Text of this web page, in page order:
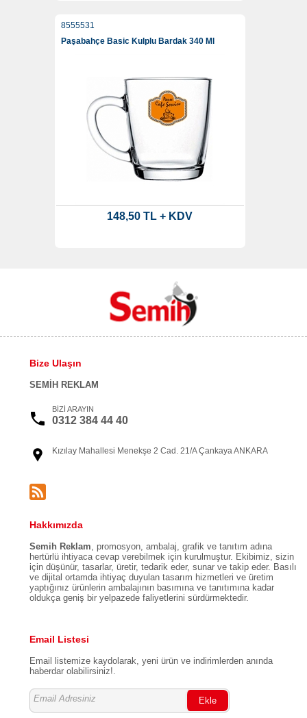
8555531
Paşabahçe Basic Kulplu Bardak 340 Ml
148,50 TL + KDV
Bize Ulaşın
SEMİH REKLAM
BİZİ ARAYIN
0312 384 44 40
Kızılay Mahallesi Menekşe 2 Cad. 21/A Çankaya ANKARA
Hakkımızda
Semih Reklam, promosyon, ambalaj, grafik ve tanıtım adına
hertürlü ihtiyaca cevap verebilmek için kurulmuştur. Ekibimiz, sizin
için düşünür, tasarlar, üretir, tedarik eder, sunar ve takip eder. Basılı
ve dijital ortamda ihtiyaç duyulan tasarım hizmetleri ve üretim
yaptığınız ürünlerin ambalajının basımına ve tanıtımına kadar
oldukça geniş bir yelpazede faliyetlerini sürdürmektedir.
Email Listesi
Email listemize kaydolarak, yeni ürün ve indirimlerden anında
haberdar olabilirsiniz!.
Ekle